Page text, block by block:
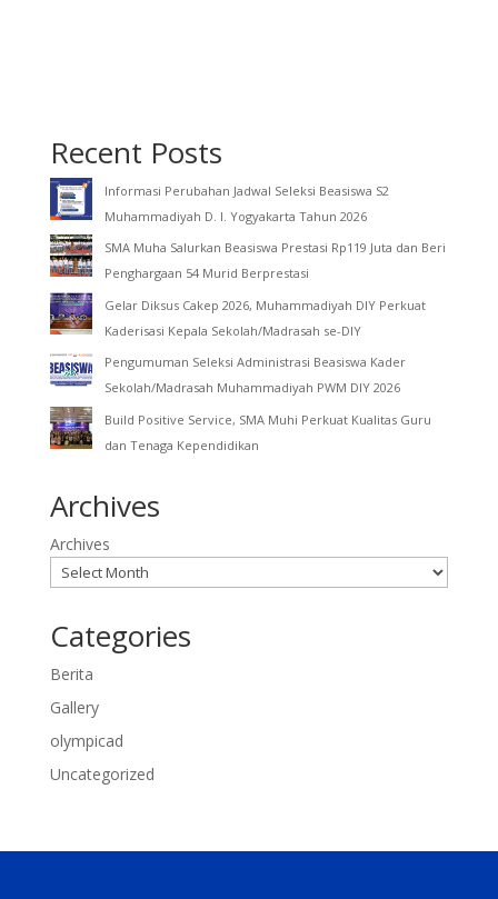
Recent Posts
Informasi Perubahan Jadwal Seleksi Beasiswa S2
Muhammadiyah D. I. Yogyakarta Tahun 2026
SMA Muha Salurkan Beasiswa Prestasi Rp119 Juta dan Beri
Penghargaan 54 Murid Berprestasi
Gelar Diksus Cakep 2026, Muhammadiyah DIY Perkuat
Kaderisasi Kepala Sekolah/Madrasah se-DIY
Pengumuman Seleksi Administrasi Beasiswa Kader
Sekolah/Madrasah Muhammadiyah PWM DIY 2026
Build Positive Service, SMA Muhi Perkuat Kualitas Guru
dan Tenaga Kependidikan
Archives
Archives
Categories
Berita
Gallery
olympicad
Uncategorized